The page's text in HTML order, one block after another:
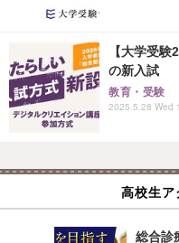
【大学受
の新入試
教育・受験
2025.5.28 Wed
高校生ア
総合診